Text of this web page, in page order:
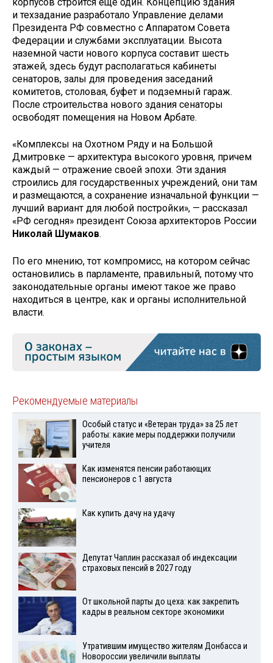
и техзадание разработало Управление делами
Президента РФ совместно с Аппаратом Совета
Федерации и службами эксплуатации. Высота
наземной части нового корпуса составит шесть
этажей, здесь будут располагаться кабинеты
сенаторов, залы для проведения заседаний
комитетов, столовая, буфет и подземный гараж.
После строительства нового здания сенаторы
освободят помещения на Новом Арбате.
«Комплексы на Охотном Ряду и на Большой
Дмитровке — архитектура высокого уровня, причем
каждый — отражение своей эпохи. Эти здания
строились для государственных учреждений, они там
и размещаются, а сохранение изначальной функции —
лучший вариант для любой постройки», — рассказал
«РФ сегодня» президент Союза архитекторов России
Николай Шумаков.
По его мнению, тот компромисс, на котором сейчас
остановились в парламенте, правильный, потому что
законодательные органы имеют такое же право
находиться в центре, как и органы исполнительной
власти.
Рекомендуемые материалы
Особый статус и «Ветеран труда» за 25 лет
работы: какие меры поддержки получили
учителя
Как изменятся пенсии работающих
пенсионеров с 1 августа
Как купить дачу на удачу
Депутат Чаплин рассказал об индексации
страховых пенсий в 2027 году
От школьной парты до цеха: как закрепить
кадры в реальном секторе экономики
Утратившим имущество жителям Донбасса и
Новороссии увеличили выплаты